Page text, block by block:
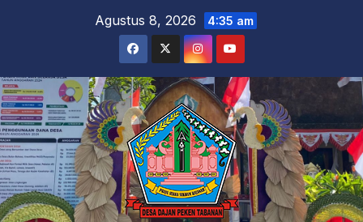
Agustus 8, 2026 4:35 am